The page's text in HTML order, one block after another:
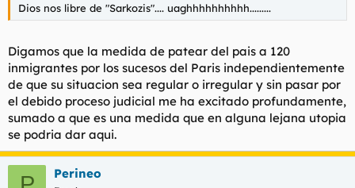
Dios nos libre de "Sarkozis".... uaghhhhhhhhhh.........
Digamos que la medida de patear del pais a 120
inmigrantes por los sucesos del Paris independientemente
de que su situacion sea regular o irregular y sin pasar por
el debido proceso judicial me ha excitado profundamente,
sumado a que es una medida que en alguna lejana utopia
se podria dar aqui.
Perineo